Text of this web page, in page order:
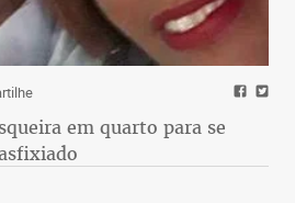
em quarto para se